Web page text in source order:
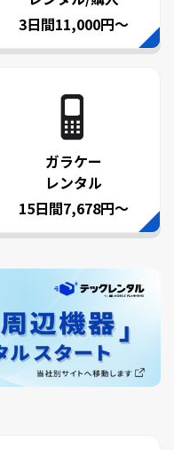
3日間11,000円～
ガラケー
レンタル
15日間7,678円～